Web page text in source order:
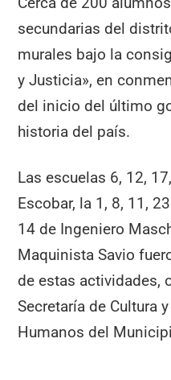
secundarias del
murales bajo la
y Justicia», en
del inicio del último
historia del país.
Las escuelas 6, 12,
Escobar, la 1, 8, 11,
14 de Ingeniero
Maquinista Savio
de estas actividades,
Secretaría de Cultura
Humanos del